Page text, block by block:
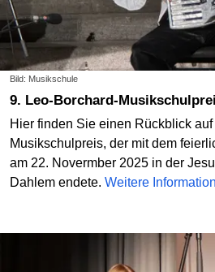
Bild: Musikschule
9. Leo-Borchard-
Hier finden Sie einen Rückblick
Musikschulpreis, der mit dem
am 22. Novermber 2025 in der
Dahlem endete. Weitere